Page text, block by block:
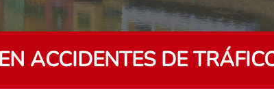
ACCIDENTES DE